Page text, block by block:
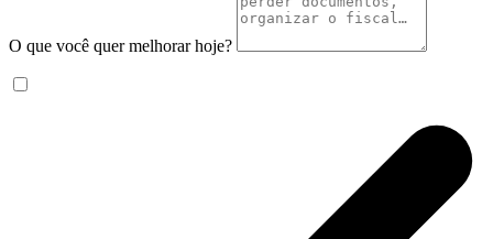
O que você quer melhorar hoje?